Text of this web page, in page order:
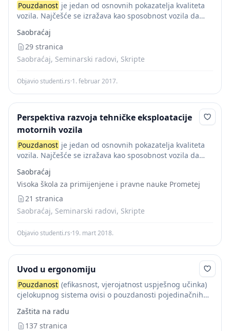
Pouzdanost je jedan od osnovnih pokazatelja kvaliteta
vozila. Najčešće se izražava kao sposobnost vozila da
pri određenim uslovima korištenja tokom čitavog radnog
vijeka. Troškovi...
Saobraćaj
29 stranica
Saobraćaj, Seminarski radovi, Skripte
Objavio studenti.rs·1. februar 2017.
Perspektiva razvoja tehničke eksploatacije
motornih vozila
Pouzdanost je jedan od osnovnih pokazatelja kvaliteta
vozila. Najčešće se izražava kao sposobnost vozila da
pri određenim uslovima korištenja tokom čitavog radnog
vijeka. Obezbjeđenje...
Saobraćaj
Visoka škola za primijenjene i pravne nauke Prometej
21 stranica
Saobraćaj, Seminarski radovi, Skripte
Objavio studenti.rs·19. mart 2018.
Uvod u ergonomiju
Pouzdanost (efikasnost, vjerojatnost uspješnog učinka)
cjelokupnog sistema ovisi o pouzdanosti pojedinačnih
komponente sistema međusono spojene. Ako su
komponente međusobno serijski spojene, što...
Zaštita na radu
137 stranica